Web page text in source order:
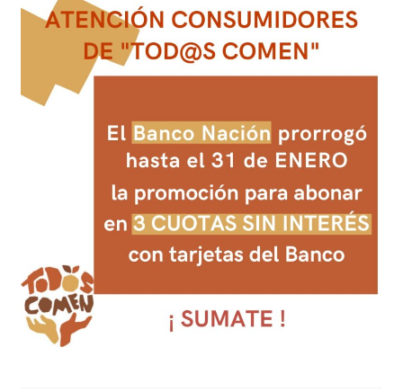
Receso de verano
Retirando en Roca Negra
Sugerencias y consultas